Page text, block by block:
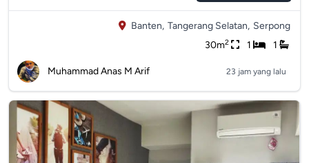
Banten, Tangerang Selatan, Serpong
30m2 1 1
Muhammad Anas M Arif 23 jam yang lalu